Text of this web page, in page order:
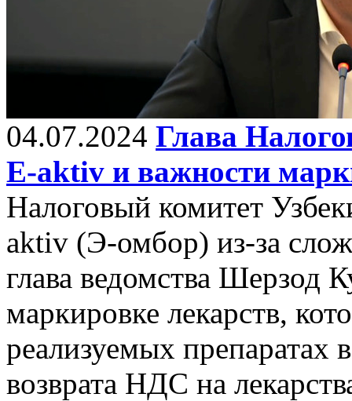
04.07.2024 Глава
E-aktiv и важности
Налоговый комитет
aktiv (Э-омбор) из-за
глава ведомства Шерзод
маркировке лекарств,
реализуемых препаратах
возврата НДС на